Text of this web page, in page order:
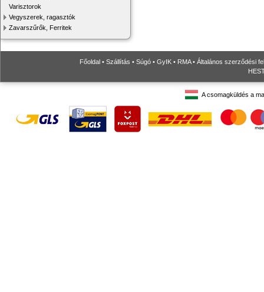
Varisztorok
Vegyszerek, ragasztók
Zavarszűrők, Ferritek
Főoldal • Szállítás • Súgó • GyIK • RMA• Általános szerződési
A csomagküldés a